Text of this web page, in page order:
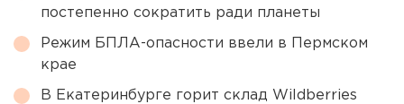
постепенно сократить ради планеты
Режим БПЛА-опасности ввели в Пермском
крае
В Екатеринбурге горит склад Wildberries